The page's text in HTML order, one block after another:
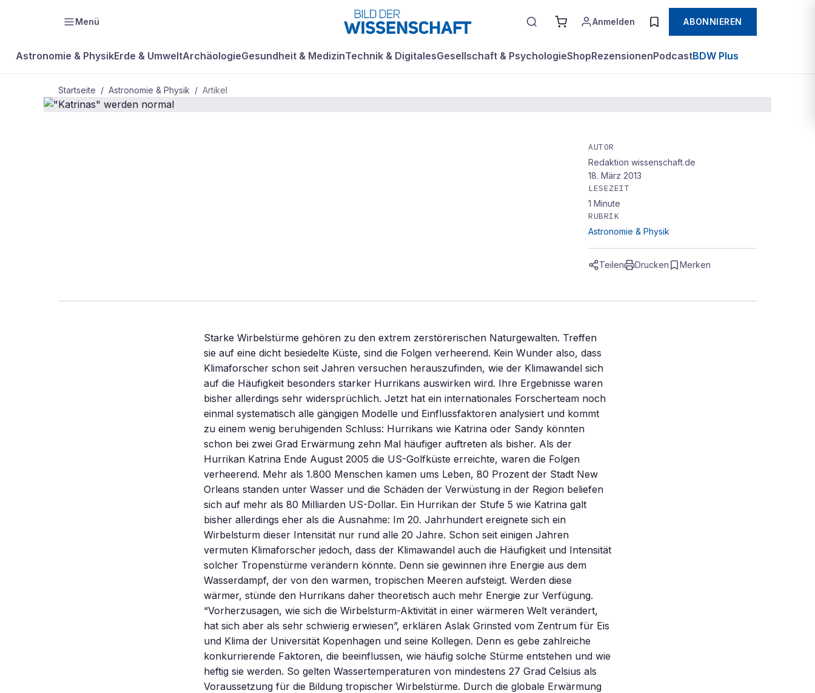
Menü Anmelden ABONNIEREN
Astronomie & PhysikErde & UmweltArchäologieGesundheit & MedizinTechnik & DigitalesGesellschaft & PsychologieShopRezensionenPodcastBDW Plus
Startseite / Astronomie & Physik / Artikel
AUTOR
Redaktion wissenschaft.de
18. März 2013
LESEZEIT
1 Minute
RUBRIK
Astronomie & Physik
Teilen Drucken Merken
Starke Wirbelstürme gehören zu den extrem zerstörerischen Naturgewalten. Treffen
sie auf eine dicht besiedelte Küste, sind die Folgen verheerend. Kein Wunder also, dass
Klimaforscher schon seit Jahren versuchen herauszufinden, wie der Klimawandel sich
auf die Häufigkeit besonders starker Hurrikans auswirken wird. Ihre Ergebnisse waren
bisher allerdings sehr widersprüchlich. Jetzt hat ein internationales Forscherteam noch
einmal systematisch alle gängigen Modelle und Einflussfaktoren analysiert und kommt
zu einem wenig beruhigenden Schluss: Hurrikans wie Katrina oder Sandy könnten
schon bei zwei Grad Erwärmung zehn Mal häufiger auftreten als bisher. Als der
Hurrikan Katrina Ende August 2005 die US-Golfküste erreichte, waren die Folgen
verheerend. Mehr als 1.800 Menschen kamen ums Leben, 80 Prozent der Stadt New
Orleans standen unter Wasser und die Schäden der Verwüstung in der Region beliefen
sich auf mehr als 80 Milliarden US-Dollar. Ein Hurrikan der Stufe 5 wie Katrina galt
bisher allerdings eher als die Ausnahme: Im 20. Jahrhundert ereignete sich ein
Wirbelsturm dieser Intensität nur rund alle 20 Jahre. Schon seit einigen Jahren
vermuten Klimaforscher jedoch, dass der Klimawandel auch die Häufigkeit und Intensität
solcher Tropenstürme verändern könnte. Denn sie gewinnen ihre Energie aus dem
Wasserdampf, der von den warmen, tropischen Meeren aufsteigt. Werden diese
wärmer, stünde den Hurrikans daher theoretisch auch mehr Energie zur Verfügung.
“Vorherzusagen, wie sich die Wirbelsturm-Aktivität in einer wärmeren Welt verändert,
hat sich aber als sehr schwierig erwiesen”, erklären Aslak Grinsted vom Zentrum für Eis
und Klima der Universität Kopenhagen und seine Kollegen. Denn es gebe zahlreiche
konkurrierende Faktoren, die beeinflussen, wie häufig solche Stürme entstehen und wie
heftig sie werden. So gelten Wassertemperaturen von mindestens 27 Grad Celsius als
Voraussetzung für die Bildung tropischer Wirbelstürme. Durch die globale Erwärmung